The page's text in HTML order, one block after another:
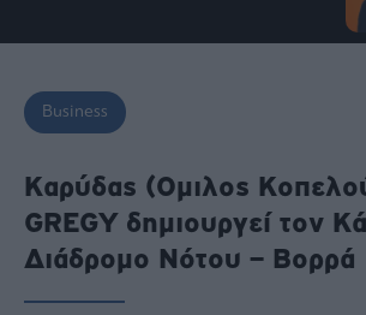
Ναυτιλία
Real
Ενέργεια
Πολιτική
Πολιτισμός
Business
Καρύδας (Oμιλος
GREGY δημιουργεί τον
Διάδρομο Νότου – Βορρά